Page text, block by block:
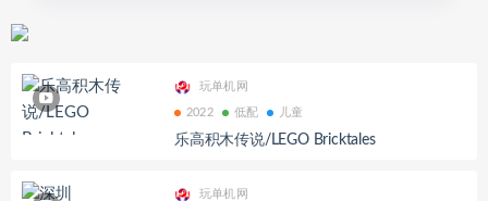
玩单机网
2022 低配 儿童
乐高积木传说/LEGO Bricktales
玩单机网